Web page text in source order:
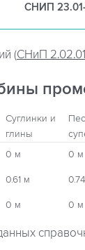
СНИП
(СНиП
Суглинки и
глины
0 м 0 м
0.61 м
0 м 0 м